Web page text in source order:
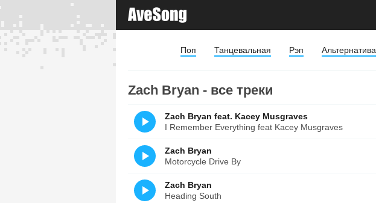
Поп Танцевальная Рэп Альтернатива
Zach Bryan - все треки
Zach Bryan feat. Kacey Musgraves
I Remember Everything feat Kacey Musgraves
Zach Bryan
Motorcycle Drive By
Zach Bryan
Heading South